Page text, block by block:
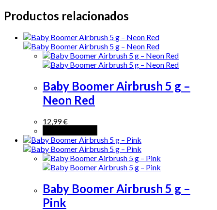
Productos relacionados
Baby Boomer Airbrush 5 g –
Neon Red
12,99€
Baby Boomer Airbrush 5 g –
Pink